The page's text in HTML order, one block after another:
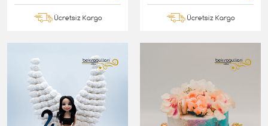
Ücretsiz Kargo Ücretsiz Kargo